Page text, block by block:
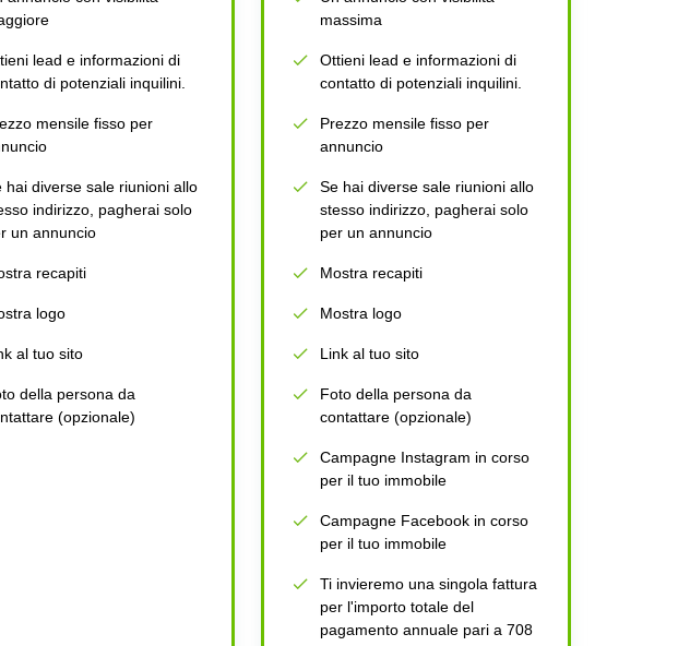
lead e informazioni di
di potenziali inquilini.
mensile fisso per
hai diverse sale riunioni allo
indirizzo, pagherai solo
un annuncio
recapiti
logo
al tuo sito
della persona da
(opzionale)
massima
Ottieni lead e informazioni di
contatto di potenziali inquilini.
Prezzo mensile fisso per
annuncio
Se hai diverse sale riunioni allo
stesso indirizzo, pagherai solo
per un annuncio
Mostra recapiti
Mostra logo
Link al tuo sito
Foto della persona da
contattare (opzionale)
Campagne Instagram in corso
per il tuo immobile
Campagne Facebook in corso
per il tuo immobile
Ti invieremo una singola fattura
per l'importo totale del
pagamento annuale pari a 708